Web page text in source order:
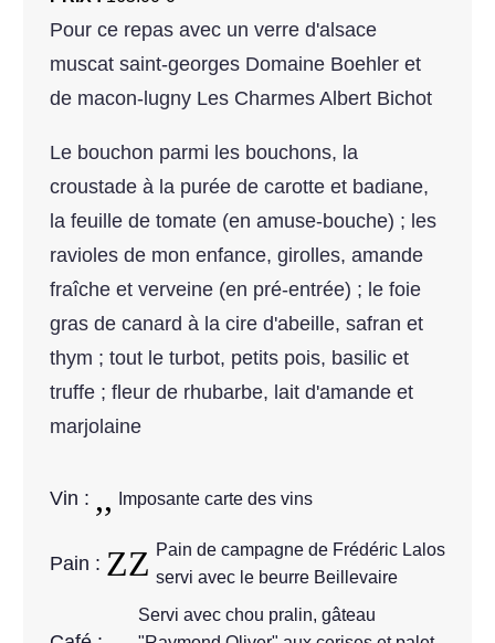
Pour ce repas avec un verre d'alsace
muscat saint-georges Domaine Boehler et
de macon-lugny Les Charmes Albert Bichot
Le bouchon parmi les bouchons, la
croustade à la purée de carotte et badiane,
la feuille de tomate (en amuse-bouche) ; les
ravioles de mon enfance, girolles, amande
fraîche et verveine (en pré-entrée) ; le foie
gras de canard à la cire d'abeille, safran et
thym ; tout le turbot, petits pois, basilic et
truffe ; fleur de rhubarbe, lait d'amande et
marjolaine
Vin : Imposante carte des vins
Pain :
Pain de campagne de Frédéric Lalos
servi avec le beurre Beillevaire
Servi avec chou pralin, gâteau